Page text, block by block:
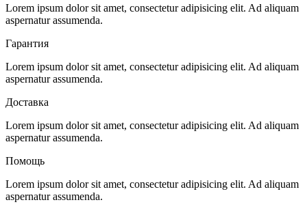
Lorem ipsum dolor sit amet, consectetur adipisicing elit. Ad aliquam
aspernatur assumenda.
Гарантия
Lorem ipsum dolor sit amet, consectetur adipisicing elit. Ad aliquam
aspernatur assumenda.
Доставка
Lorem ipsum dolor sit amet, consectetur adipisicing elit. Ad aliquam
aspernatur assumenda.
Помощь
Lorem ipsum dolor sit amet, consectetur adipisicing elit. Ad aliquam
aspernatur assumenda.